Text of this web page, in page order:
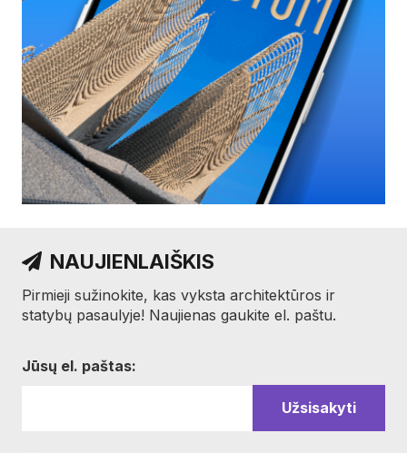
NAUJIENLAIŠKIS
Pirmieji sužinokite, kas vyksta architektūros ir
statybų pasaulyje! Naujienas gaukite el. paštu.
Jūsų el. paštas: